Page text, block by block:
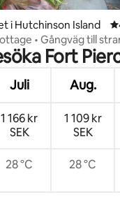
betyg, 9 omdömen
i Hutchinson Island
• Gångväg till
Fort
Juli Aug.
1 166 kr
SEK
1 109 kr
SEK
28 °C 28 °C